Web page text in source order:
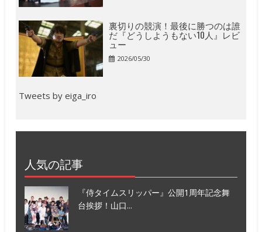
裏切りの競演！最後に勝つのは誰
だ『どうしようもない10人』レビ
ュー
2026/05/30
Tweets by eiga_iro
人気の記事
『侍タイムスリッパー』公開1周年記念舞
台挨拶！山口...